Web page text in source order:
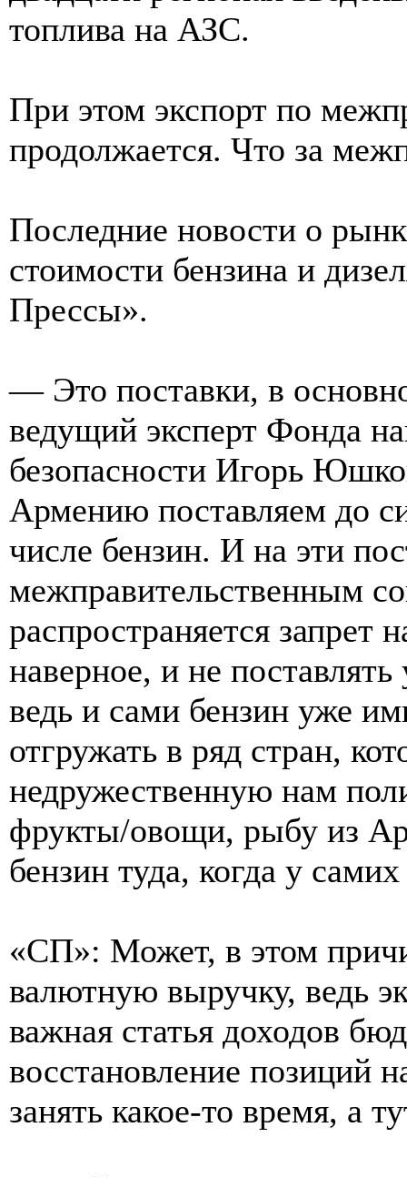
топлива на АЗС.
При этом экспорт по
продолжается. Что за
Последние новости о
стоимости бензина и
Прессы».
— Это поставки, в
ведущий эксперт Фонда
безопасности Игорь
Армению поставляем до
числе бензин. И на эти
межправительственным
распространяется
наверное, и не
ведь и сами бензин уже
отгружать в ряд стран,
недружественную нам
фрукты/овощи, рыбу из
бензин туда, когда у
«СП»: Может, в этом
валютную выручку, ведь
важная статья доходов
восстановление позиций
занять какое-то время, а